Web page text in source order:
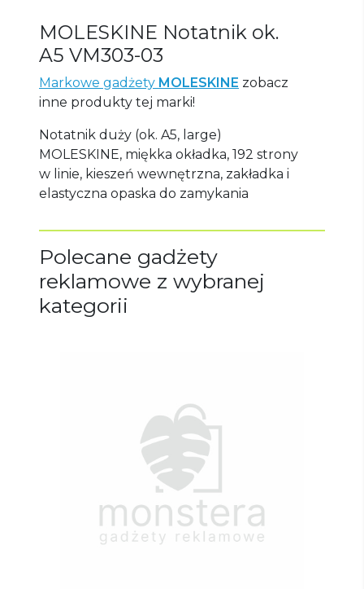
MOLESKINE Notatnik ok.
A5 VM303-03
Markowe gadżety MOLESKINE zobacz
inne produkty tej marki!
Notatnik duży (ok. A5, large)
MOLESKINE, miękka okładka, 192 strony
w linie, kieszeń wewnętrzna, zakładka i
elastyczna opaska do zamykania
Polecane gadżety
reklamowe z wybranej
kategorii